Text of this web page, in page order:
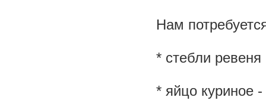
Нам
* стебли
* яйцо куриное